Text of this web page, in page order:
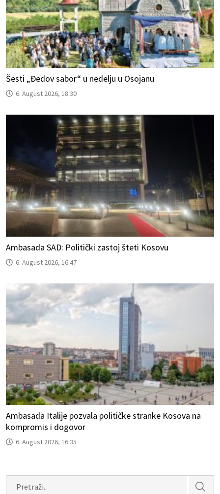
Šesti „Đedov sabor“ u nedelju u Osojanu
6. August 2026, 18:30
Ambasada SAD: Politički zastoj šteti Kosovu
6. August 2026, 16:47
Ambasada Italije pozvala političke stranke Kosova na
kompromis i dogovor
6. August 2026, 16:35